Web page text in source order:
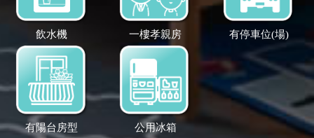
飲水機 一樓孝親房 有停車位(場)
有陽台房型 公用冰箱